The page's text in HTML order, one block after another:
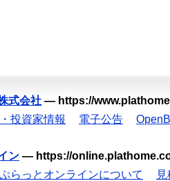
式会社 — https://
投資家情報 電子公告
ン — https://
ぷらっとオンラインについて